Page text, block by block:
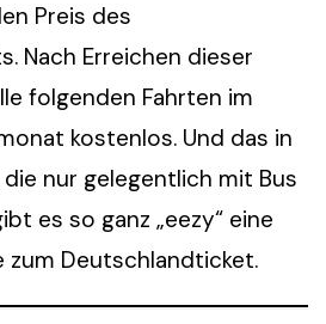
Preis des
Nach Erreichen dieser
folgenden Fahrten im
kostenlos. Und das in
die nur gelegentlich mit Bus
es so ganz „eezy“ eine
zum Deutschlandticket.